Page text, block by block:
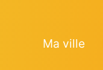
Ma ville